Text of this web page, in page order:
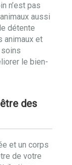
n’est pas
aussi
détente
animaux et
le bien-
des
et un corps
de votre